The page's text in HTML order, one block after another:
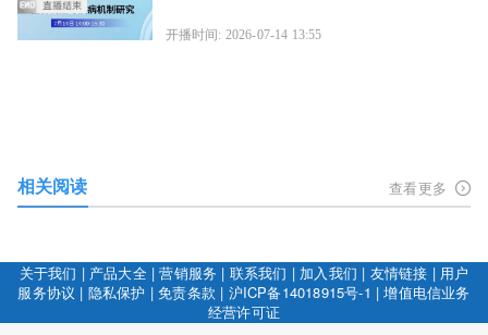
开播时间: 2026-07-14 13:55
相关阅读 查看更多
关于我们 | 产品大全|营销服务 | 联系我们 | 加入我们 | 友情链接 | 用户
服务协议 | 隐私保护 |免责条款 | 沪ICP备14018915号-1 |增值电信业务
经营许可证